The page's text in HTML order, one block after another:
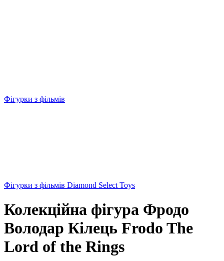
Фігурки з фільмів
Фігурки з фільмів Diamond Select Toys
Колекційна фігура Фродо
Володар Кілець Frodo The
Lord of the Rings